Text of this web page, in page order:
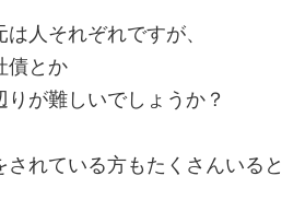
人それぞれですが、
債とか
が難しいでしょうか？
れている方もたくさんいると